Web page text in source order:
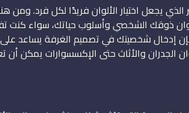
يجعل اختيار الألوان فريدًا لكل فرد. ومن
ذوقك الشخصي وأسلوب حياتك، سواء كنت
فإن إدخال شخصيتك في تصميم الغرفة يساعد
الجدران والأثاث حتى الإكسسوارات يمكن